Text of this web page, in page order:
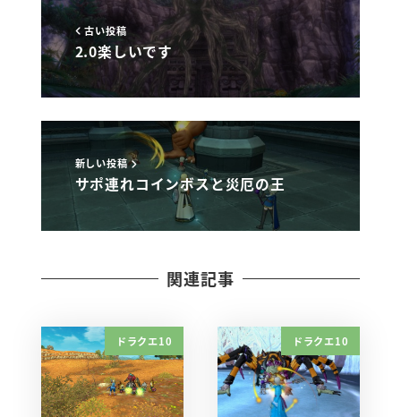
古い投稿
2.0楽しいです
新しい投稿
サポ連れコインボスと災厄の王
関連記事
ドラクエ10 ドラクエ10